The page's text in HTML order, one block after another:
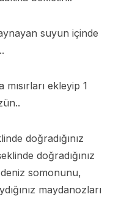
suyun içinde
ekleyip 1
doğradığınız
doğradığınız
somonunu,
maydanozları